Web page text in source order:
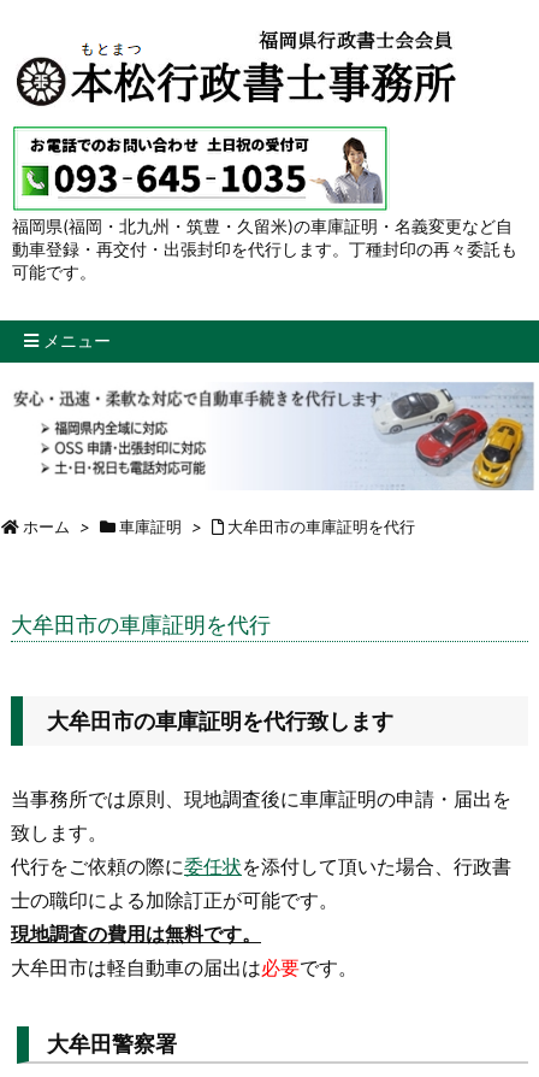
福岡県(福岡・北九州・筑豊・久留米)の車庫証明・名義変更など自
動車登録・再交付・出張封印を代行します。丁種封印の再々委託も
可能です。
メニュー
ホーム > 車庫証明 > 大牟田市の車庫証明を代行
大牟田市の車庫証明を代行
大牟田市の車庫証明を代行致します
当事務所では原則、現地調査後に車庫証明の申請・届出を
致します。
代行をご依頼の際に委任状を添付して頂いた場合、行政書
士の職印による加除訂正が可能です。
現地調査の費用は無料です。
大牟田市は軽自動車の届出は必要です。
大牟田警察署